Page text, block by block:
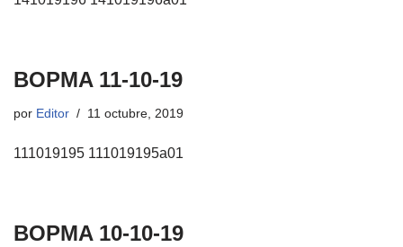
BOPMA 11-10-19
por Editor 11 octubre, 2019
111019195 111019195a01
BOPMA 10-10-19